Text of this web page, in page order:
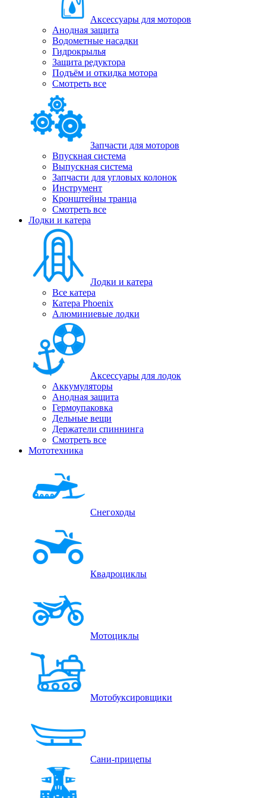
Аксессуары для моторов
Анодная защита
Водометные насадки
Гидрокрылья
Защита редуктора
Подъём и откидка мотора
Смотреть все
Запчасти для моторов
Впускная система
Выпускная система
Запчасти для угловых колонок
Инструмент
Кронштейны транца
Смотреть все
Лодки и катера
Лодки и катера
Все катера
Катера Phoenix
Алюминиевые лодки
Аксессуары для лодок
Аккумуляторы
Анодная защита
Гермоупаковка
Дельные вещи
Держатели спиннинга
Смотреть все
Мототехника
Снегоходы
Квадроциклы
Мотоциклы
Мотобуксировщики
Сани-прицепы